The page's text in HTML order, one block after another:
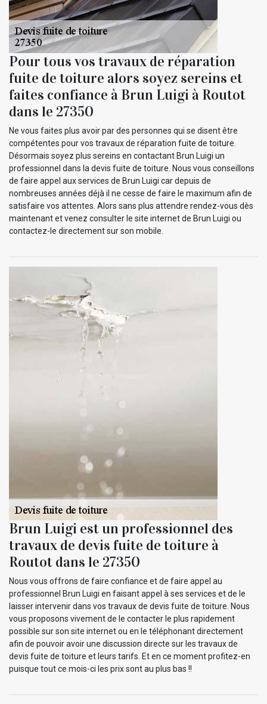
Pour tous vos travaux de réparation
fuite de toiture alors soyez sereins et
faites confiance à Brun Luigi à Routot
dans le 27350
Ne vous faites plus avoir par des personnes qui se disent être
compétentes pour vos travaux de réparation fuite de toiture.
Désormais soyez plus sereins en contactant Brun Luigi un
professionnel dans la devis fuite de toiture. Nous vous conseillons
de faire appel aux services de Brun Luigi car depuis de
nombreuses années déjà il ne cesse de faire le maximum afin de
satisfaire vos attentes. Alors sans plus attendre rendez-vous dès
maintenant et venez consulter le site internet de Brun Luigi ou
contactez-le directement sur son mobile.
Brun Luigi est un professionnel des
travaux de devis fuite de toiture à
Routot dans le 27350
Nous vous offrons de faire confiance et de faire appel au
professionnel Brun Luigi en faisant appel à ses services et de le
laisser intervenir dans vos travaux de devis fuite de toiture. Nous
vous proposons vivement de le contacter le plus rapidement
possible sur son site internet ou en le téléphonant directement
afin de pouvoir avoir une discussion directe sur les travaux de
devis fuite de toiture et leurs tarifs. Et en ce moment profitez-en
puisque tout ce mois-ci les prix sont au plus bas !!